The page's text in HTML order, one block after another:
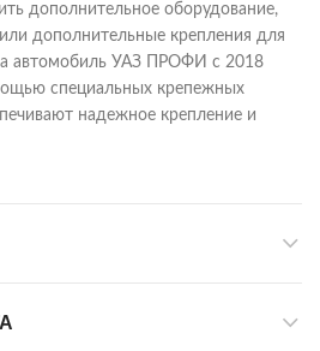
дополнительное оборудование,
дополнительные крепления для
автомобиль УАЗ ПРОФИ с 2018
специальных крепежных
надежное крепление и